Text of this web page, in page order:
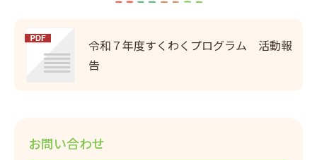
令和７年度すくわくプログラム 活動報
告
お問い合わせ